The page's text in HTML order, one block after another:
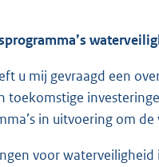
u mij gevraagd een
toekomstige
in uitvoering om
voor